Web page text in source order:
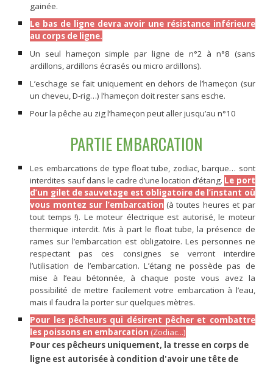
gainée.
Le bas de ligne devra avoir une résistance inférieure
au corps de ligne.
Un seul hameçon simple par ligne de n°2 à n°8 (sans
ardillons, ardillons écrasés ou micro ardillons).
L’eschage se fait uniquement en dehors de l’hameçon (sur
un cheveu, D-rig…) l’hameçon doit rester sans esche.
Pour la pêche au zig l’hameçon peut aller jusqu’au n°10
PARTIE EMBARCATION
Les embarcations de type float tube, zodiac, barque… sont
interdites sauf dans le cadre d’une location d’étang. Le port
d’un gilet de sauvetage est obligatoire de l’instant où
vous montez sur l’embarcation (à toutes heures et par
tout temps !). Le moteur électrique est autorisé, le moteur
thermique interdit. Mis à part le float tube, la présence de
rames sur l’embarcation est obligatoire. Les personnes ne
respectant pas ces consignes se verront interdire
l’utilisation de l’embarcation. L’étang ne possède pas de
mise à l’eau bétonnée, à chaque poste vous avez la
possibilité de mettre facilement votre embarcation à l’eau,
mais il faudra la porter sur quelques mètres.
Pour les pêcheurs qui désirent pêcher et combattre
les poissons en embarcation (Zodiac...)
Pour ces pêcheurs uniquement, la tresse en corps de
ligne est autorisée à condition d'avoir une tête de